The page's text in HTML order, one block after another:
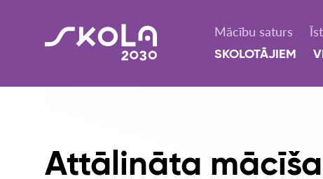
Mācību saturs
SKOLOTĀJIEM
Attālināta